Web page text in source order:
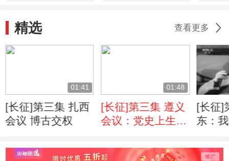
精选 查看更多
01:41
[长征]第三集 扎西
会议 博古交权
01:48
[长征]第三集 遵义
会议：党史上生死
[长征]
东：
会议